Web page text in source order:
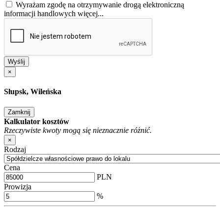
Wyrażam zgodę na otrzymywanie drogą elektroniczną
informacji handlowych więcej...
Wyślij
×
Słupsk, Wileńska
Zamknij
Kalkulator kosztów
Rzeczywiste kwoty mogą się nieznacznie różnić.
×
Rodzaj
Cena
PLN
Prowizja
%